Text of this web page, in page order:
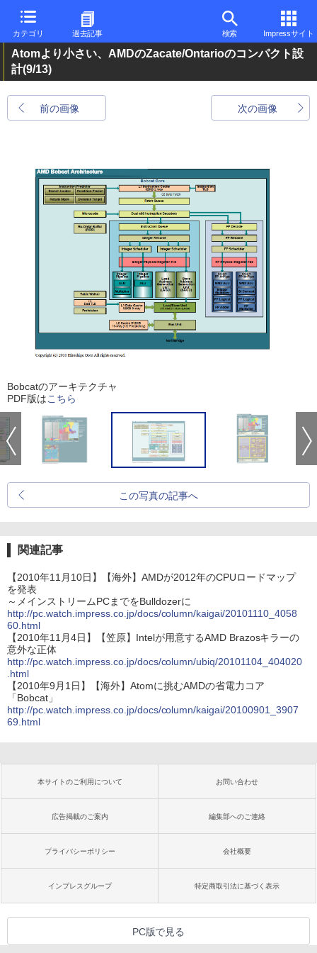
カテゴリ 過去記事 検索 Impressサイト
Atomより小さい、AMDのZacate/Ontarioのコンパクト設
計(9/13)
前の画像 次の画像
Bobcatのアーキテクチャ
PDF版はこちら
この写真の記事へ
関連記事
【2010年11月10日】【海外】AMDが2012年のCPUロードマップ
を発表
～メインストリームPCまでをBulldozerに
http://pc.watch.impress.co.jp/docs/column/kaigai/20101110_4058
60.html
【2010年11月4日】【笠原】Intelが用意するAMD Brazosキラーの
意外な正体
http://pc.watch.impress.co.jp/docs/column/ubiq/20101104_404020
.html
【2010年9月1日】【海外】Atomに挑むAMDの省電力コア
「Bobcat」
http://pc.watch.impress.co.jp/docs/column/kaigai/20100901_3907
69.html
本サイトのご利用について お問い合わせ
広告掲載のご案内 編集部へのご連絡
プライバシーポリシー 会社概要
インプレスグループ 特定商取引法に基づく表示
PC版で見る